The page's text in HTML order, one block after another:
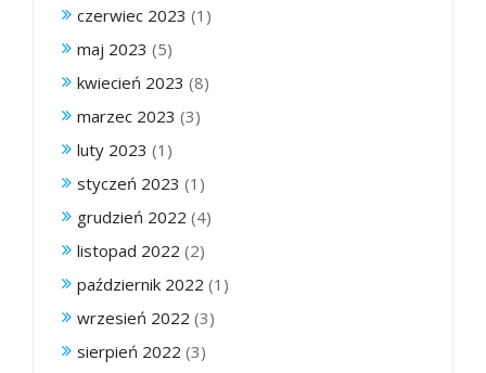
czerwiec 2023 (1)
maj 2023 (5)
kwiecień 2023 (8)
marzec 2023 (3)
luty 2023 (1)
styczeń 2023 (1)
grudzień 2022 (4)
listopad 2022 (2)
październik 2022 (1)
wrzesień 2022 (3)
sierpień 2022 (3)